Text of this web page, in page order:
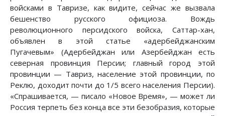
войсками в Тавризе, как видите, сейчас же вызвала
бешенство русского официоза. Вождь
революционного персидского войска, Саттар-хан,
объявлен в этой статье «адербейджанским
Пугачевым» (Адербейджан или Азербейджан есть
северная провинция Персии; главный город этой
провинции — Тавриз, население этой провинции, по
Реклю, доходит почти до 1/5 всего населения Персии).
«Спрашивается, — писало «Новое Время», — может ли
Россия терпеть без конца все эти безобразия, которые